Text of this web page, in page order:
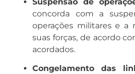
concorda com a
operações militares e a
suas forças, de acordo
acordados.
Congelamento das